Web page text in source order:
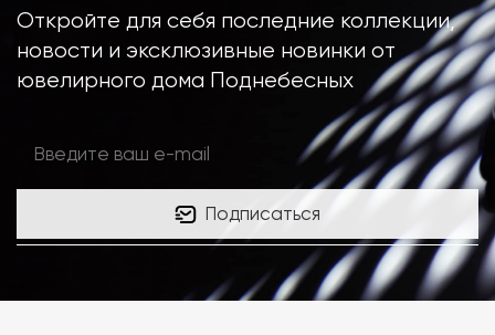
Откройте для себя последние коллекции,
новости и эксклюзивные новинки от
ювелирного дома Поднебесных
Подписаться